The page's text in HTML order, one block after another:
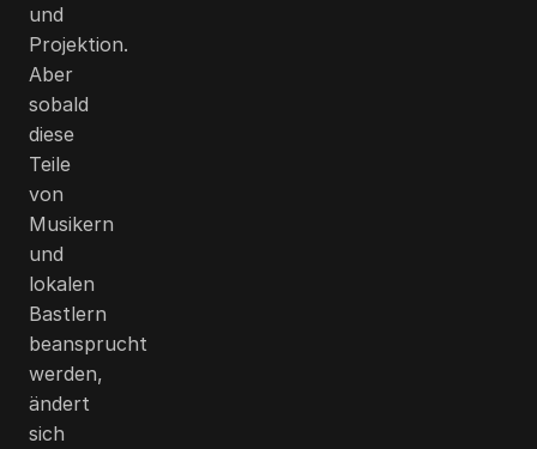
und
Projektion.
Aber
sobald
diese
Teile
von
Musikern
und
lokalen
Bastlern
beansprucht
werden,
ändert
sich